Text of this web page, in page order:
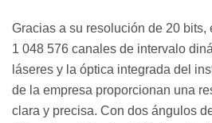
Gracias a su resolución de 20 bits,
1 048 576 canales de intervalo
láseres y la óptica integrada del
de la empresa proporcionan una
clara y precisa. Con dos ángulos